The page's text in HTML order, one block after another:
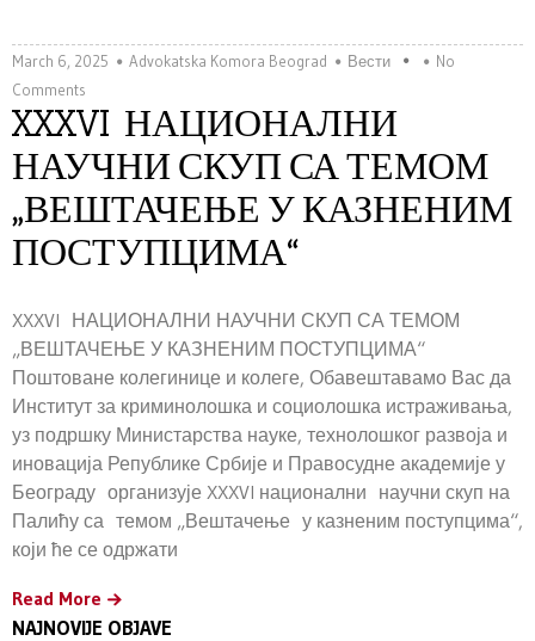
March 6, 2025 Advokatska Komora Beograd Вести
No
Comments
XXXVI НАЦИОНАЛНИ
НАУЧНИ СКУП СА ТЕМОМ
„ВЕШТАЧЕЊЕ У КАЗНЕНИМ
ПОСТУПЦИМА“
XXXVI НАЦИОНАЛНИ НАУЧНИ СКУП СА ТЕМОМ
„ВЕШТАЧЕЊЕ У КАЗНЕНИМ ПОСТУПЦИМА“
Поштоване колегинице и колеге, Обавештавамо Вас да
Институт за криминолошка и социолошка истраживања,
уз подршку Министарства науке, технолошког развоја и
иновација Републике Србије и Правосудне академије у
Београду организује XXXVI национални научни скуп на
Палићу са темом „Вештачење у казненим поступцима“,
који ће се одржати
Read More
NAJNOVIJE OBJAVE